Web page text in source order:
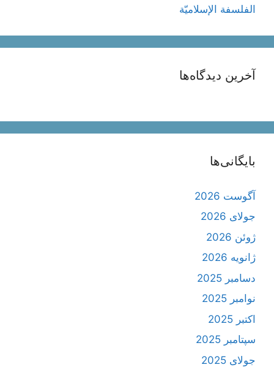
الفلسفة الإسلاميّة
آخرین دیدگاه‌ها
بایگانی‌ها
آگوست 2026
جولای 2026
ژوئن 2026
ژانویه 2026
دسامبر 2025
نوامبر 2025
اکتبر 2025
سپتامبر 2025
جولای 2025